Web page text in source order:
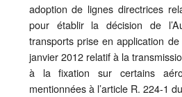
adoption de lignes directrices
pour établir la décision de
transports prise en application de
janvier 2012 relatif à la
à la fixation sur certains
mentionnées à l’article R. 224-1